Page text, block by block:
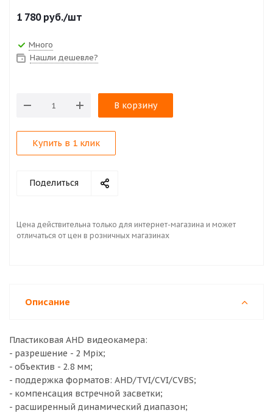
1 780руб./шт
Много
Нашли дешевле?
В корзину
Купить в 1 клик
Поделиться
Цена действительна только для интернет-магазина и может
отличаться от цен в розничных магазинах
Описание
Пластиковая AHD видеокамера:
- разрешение - 2 Mpix;
- объектив - 2.8 мм;
- поддержка форматов: AHD/TVI/CVI/CVBS;
- компенсация встречной засветки;
- расширенный динамический диапазон;